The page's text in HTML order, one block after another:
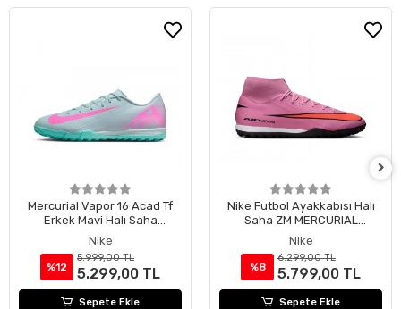
Mercurial Vapor 16 Acad Tf
Erkek Mavi Halı Saha
Ayakkabısı
Nike
%12
5.999,00 TL
5.299,00 TL
Sepete Ekle
Nike Futbol Ayakkabısı Halı
Saha ZM MERCURIAL
SUPERFLY 10 ACADEMY TF
FQ8331-600
Nike
%8
6.299,00 TL
5.799,00 TL
Sepete Ekle